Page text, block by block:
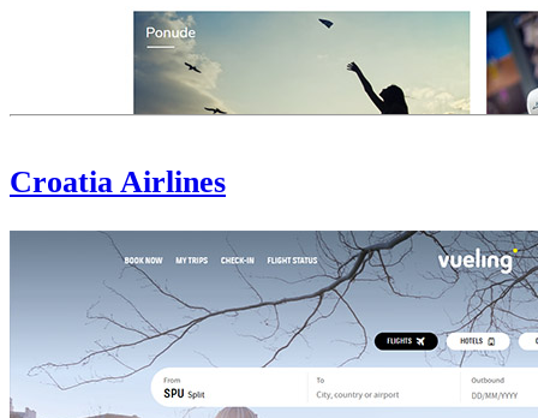
Croatia Airlines